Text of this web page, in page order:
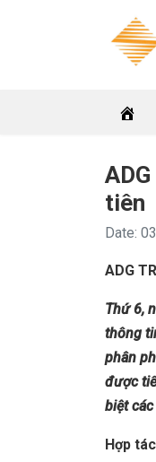
tiên
Date:
ADG
Thứ 6, n
thông
phân
được
biệt
Hợp